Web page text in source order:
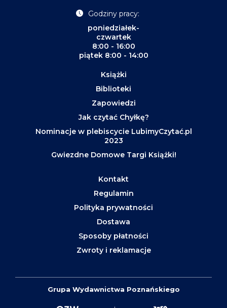
Godziny pracy:
poniedziałek-
czwartek
8:00 - 16:00
piątek 8:00 - 14:00
Książki
Biblioteki
Zapowiedzi
Jak czytać Chyłkę?
Nominacje w plebiscycie LubimyCzytać.pl
2023
Gwiezdne Domowe Targi Książki!
Kontakt
Regulamin
Polityka prywatności
Dostawa
Sposoby płatności
Zwroty i reklamacje
Grupa Wydawnictwa Poznańskiego